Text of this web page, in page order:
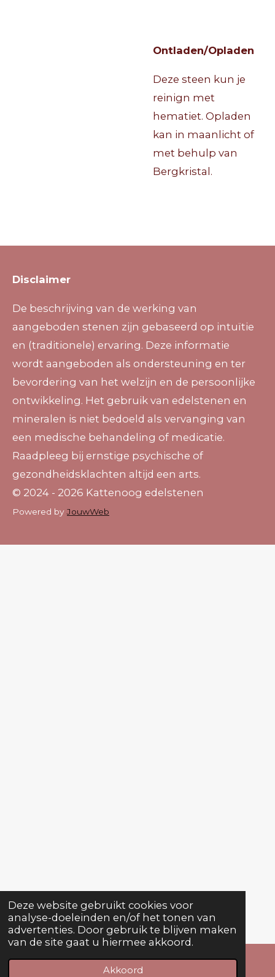
Deze website gebruikt cookies voor
analyse-doeleinden en/of het tonen van
advertenties. Door gebruik te blijven maken
van de site gaat u hiermee akkoord.
Akkoord
Ontladen/Opladen
Deze steen kun je
reinign met
hematiet. Opladen
kan in maanlicht of
met behulp van
Bergkristal.
Disclaimer
De beschrijving van de werking van
aangeboden stenen zijn gebaseerd op intuïtie
en (traditionele) ervaring. Deze informatie
wordt aangeboden als ondersteuning en ter
bevordering van het welzijn en de persoonlijke
ontwikkeling. Het gebruik van edelstenen en
mineralen is niet bedoeld als vervanging van
een medische behandeling of medicatie.
Raadpleeg bij ernstige psychische of
gezondheidsklachten altijd een arts.
© 2024 - 2026 Kattenoog edelstenen
Powered byJouwWeb
Telefoonnummer